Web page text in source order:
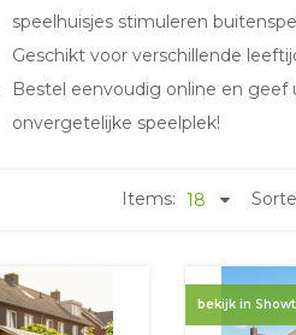
speelhuisjes stimuleren
Geschikt voor verschillende
Bestel eenvoudig online en geef
onvergetelijke speelplek!
Items: 18
bekijk in